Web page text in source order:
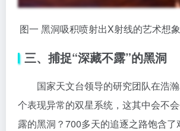
图一 黑洞吸积喷射出X射线的艺术想
三、捕捉“深藏不露”的黑洞
国家天文台领导的研究团队在浩瀚
个表现异常的双星系统，这其中会不
露的黑洞？700多天的追逐之路饱含了